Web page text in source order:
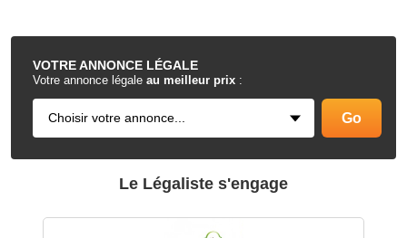
VOTREANNONCE LÉGALE
Votre annonce légale au meilleur prix :
.
Le Légaliste s'engage